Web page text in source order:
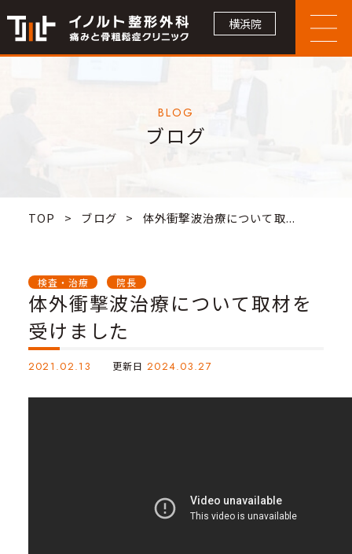
横浜院
BLOG
ブログ
TOP > ブログ > 体外衝撃波治療について取...
検査・治療 院長
体外衝撃波治療について取材を
受けました
2021.02.13 更新日 2024.03.27